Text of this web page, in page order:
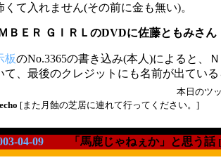
くて入れません(その前に金も無い)。
ＢＥＲ ＧＩＲＬのDVDに佐藤ともみさん
板のNo.3365の書き込み(本人)によると、
て、最後のクレジットにも名前が出てい
本日のツ
echo [また月蝕の芝居に連れて行ってください。]
04-09 「馬鹿じゃねぇか」と思う話 [